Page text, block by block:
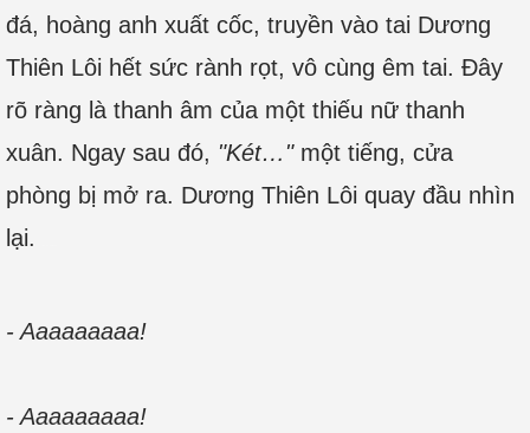
đá, hoàng anh xuất cốc, truyền vào tai Dương
Thiên Lôi hết sức rành rọt, vô cùng êm tai. Đây
rõ ràng là thanh âm của một thiếu nữ thanh
xuân. Ngay sau đó, "Két…"một tiếng, cửa
phòng bị mở ra. Dương Thiên Lôi quay đầu nhìn
lại.
- Aaaaaaaaa!
- Aaaaaaaaa!